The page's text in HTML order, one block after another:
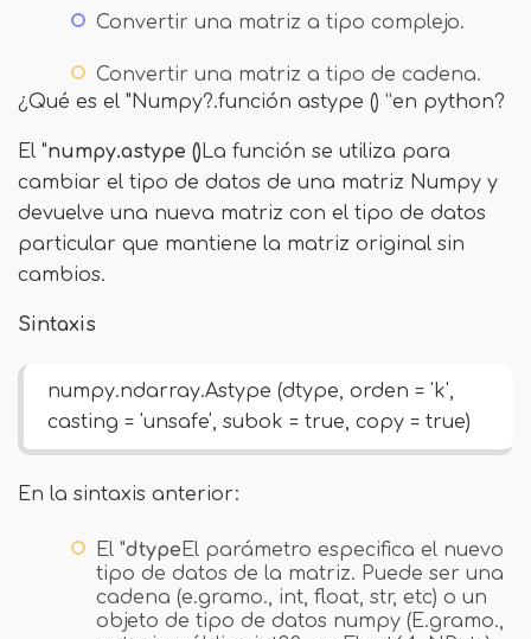
Convertir una matriz a tipo complejo.
Convertir una matriz a tipo de cadena.
¿Qué es el "Numpy?.función astype () ”en python?
El "numpy.astype () La función se utiliza para
cambiar el tipo de datos de una matriz Numpy y
devuelve una nueva matriz con el tipo de datos
particular que mantiene la matriz original sin
cambios.
Sintaxis
numpy.ndarray.Astype (dtype, orden = 'k',
casting = 'unsafe', subok = true, copy = true)
En la sintaxis anterior:
El "dtype El parámetro especifica el nuevo
tipo de datos de la matriz. Puede ser una
cadena (e.gramo., int, float, str, etc) o un
objeto de tipo de datos numpy (E.gramo.,